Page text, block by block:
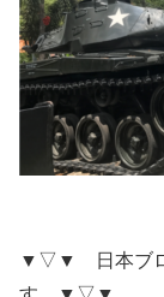
▼▽▼ 日本ブロ